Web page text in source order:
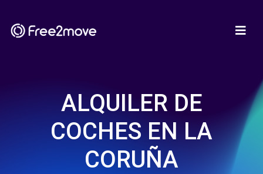
ALQUILER DE
COCHES EN LA
CORUÑA